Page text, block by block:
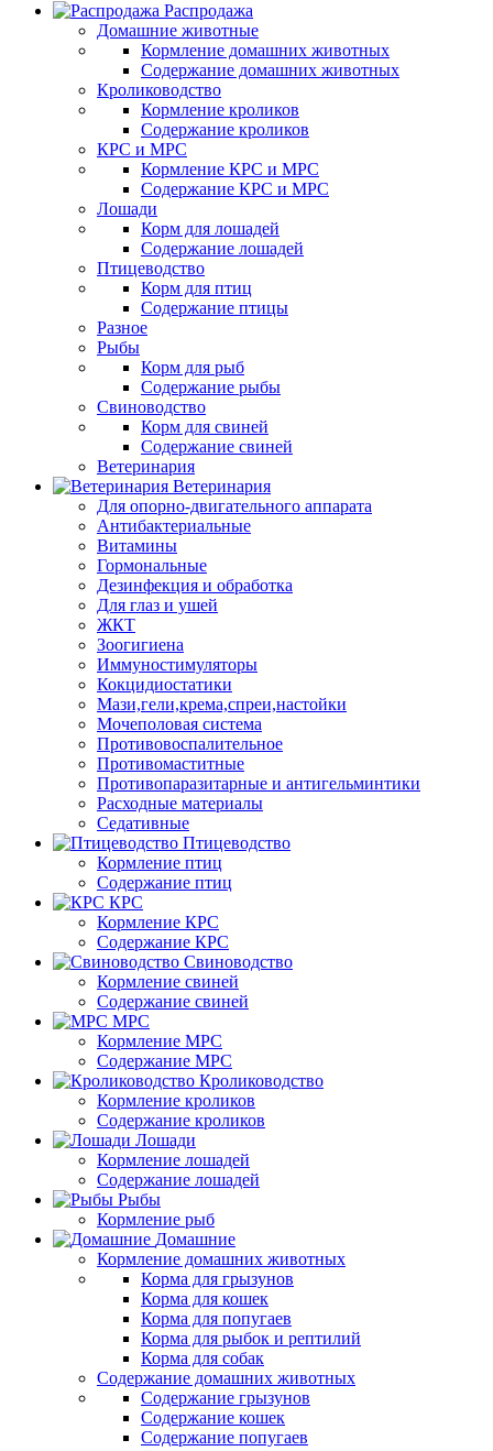
Распродажа
Домашние животные
Кормление домашних животных
Содержание домашних животных
Кролиководство
Кормление кроликов
Содержание кроликов
КРС и МРС
Кормление КРС и МРС
Содержание КРС и МРС
Лошади
Корм для лошадей
Содержание лошадей
Птицеводство
Корм для птиц
Содержание птицы
Разное
Рыбы
Корм для рыб
Содержание рыбы
Свиноводство
Корм для свиней
Содержание свиней
Ветеринария
Ветеринария
Для опорно-двигательного аппарата
Антибактериальные
Витамины
Гормональные
Дезинфекция и обработка
Для глаз и ушей
ЖКТ
Зоогигиена
Иммуностимуляторы
Кокцидиостатики
Мази,гели,крема,спреи,настойки
Мочеполовая система
Противовоспалительное
Противомаститные
Противопаразитарные и антигельминтики
Расходные материалы
Седативные
Птицеводство
Кормление птиц
Содержание птиц
КРС
Кормление КРС
Содержание КРС
Свиноводство
Кормление свиней
Содержание свиней
МРС
Кормление МРС
Содержание МРС
Кролиководство
Кормление кроликов
Содержание кроликов
Лошади
Кормление лошадей
Содержание лошадей
Рыбы
Кормление рыб
Домашние
Кормление домашних животных
Корма для грызунов
Корма для кошек
Корма для попугаев
Корма для рыбок и рептилий
Корма для собак
Содержание домашних животных
Содержание грызунов
Содержание кошек
Содержание попугаев